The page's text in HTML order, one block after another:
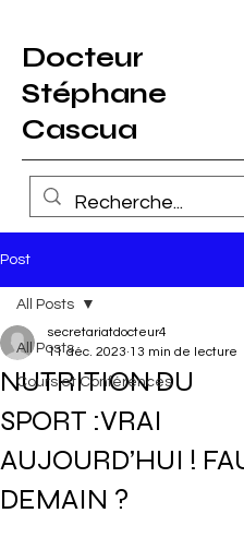
Docteur
Stéphane
Cascua
Post
All Posts
Cours et Conférences
All Posts
NUTRITION DU
SPORT :VRAI
AUJOURD’HUI !
DEMAIN ?
secretariatdocteur4
11 déc. 2023 13 min de lecture